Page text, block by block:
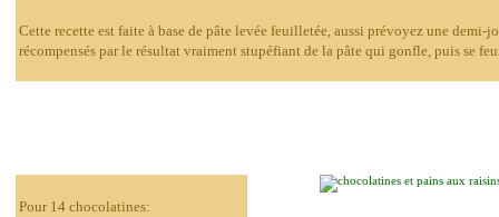
Cette recette est faite à base de pâte levée feuilletée, aussi prévoyez une demi-
récompensés par le résultat vraiment stupéfiant de la pâte qui gonfle, puis se
Pour 14 chocolatines: